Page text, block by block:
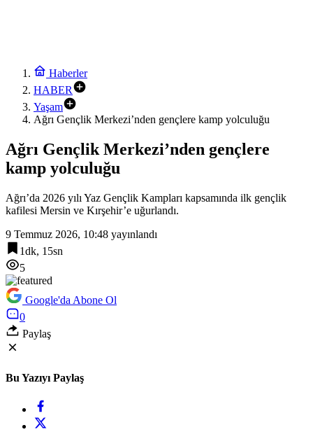
Haberler
HABER
Yaşam
Ağrı Gençlik Merkezi’nden gençlere kamp yolculuğu
Ağrı Gençlik Merkezi’nden gençlere
kamp yolculuğu
Ağrı’da 2026 yılı Yaz Gençlik Kampları kapsamında ilk gençlik
kafilesi Mersin ve Kırşehir’e uğurlandı.
9 Temmuz 2026, 10:48 yayınlandı
1dk, 15sn
5
Google'da Abone Ol
0
Paylaş
Bu Yazıyı Paylaş